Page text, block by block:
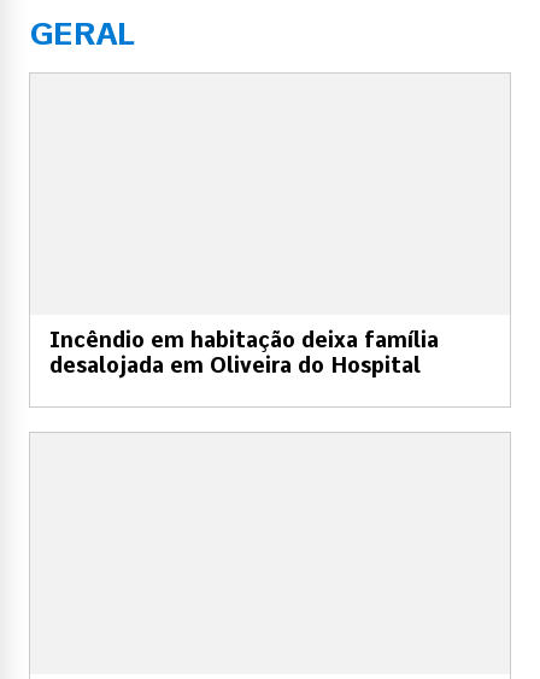
GERAL
Incêndio em habitação deixa família
desalojada em Oliveira do Hospital